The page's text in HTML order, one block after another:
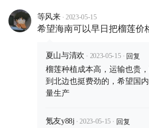
等风来 · 2023-05-15
希望海南可以早日把榴莲价
夏山与清欢 · 2023-05-15 · 回复
榴莲种植成本高，运输也贵
到北边也挺费劲的，希望国
量生产
氪友y88j · 2023-05-15 · 回复